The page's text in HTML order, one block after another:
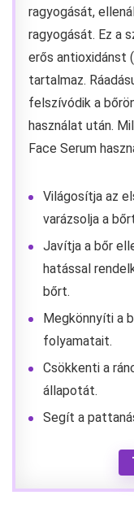
ragyogását,
ragyogását. Ez a
erős antioxidánst
tartalmaz.
felszívódik a
használat után.
Face Serum
Világosítja az
varázsolja a
Javítja a bőr
hatással
bőrt.
Megkönnyíti a
folyamatait.
Csökkenti a
állapotát.
Segít a